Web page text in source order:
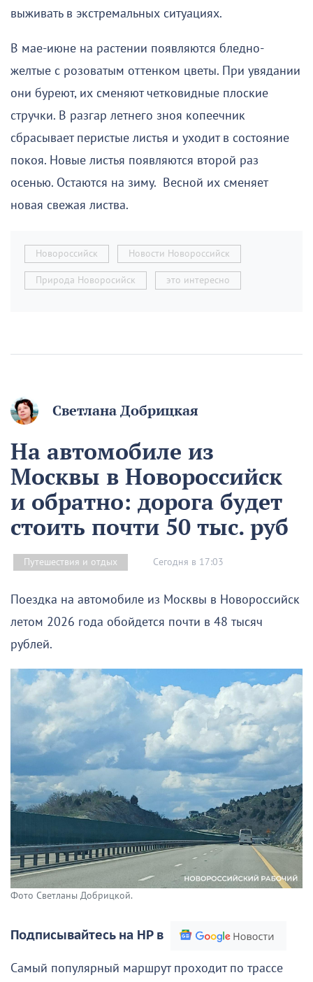
выживать в экстремальных ситуациях.
В мае-июне на растении появляются бледно-
желтые с розоватым оттенком цветы. При увядании
они буреют, их сменяют четковидные плоские
стручки. В разгар летнего зноя копеечник
сбрасывает перистые листья и уходит в состояние
покоя. Новые листья появляются второй раз
осенью. Остаются на зиму. Весной их сменяет
новая свежая листва.
Новороссийск Новости Новороссийск
Природа Новоросийск это интересно
Светлана Добрицкая
На автомобиле из
Москвы в Новороссийск
и обратно: дорога будет
стоить почти 50 тыс. руб
Путешествия и отдых Сегодня в 17:03
Поездка на автомобиле из Москвы в Новороссийск
летом 2026 года обойдется почти в 48 тысяч
рублей.
Фото Светланы Добрицкой.
Подписывайтесь на НР в
Самый популярный маршрут проходит по трассе